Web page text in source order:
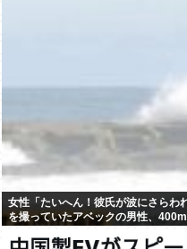
女性「たいへん！彼氏が波にさらわ
を撮っていたアベックの男性、